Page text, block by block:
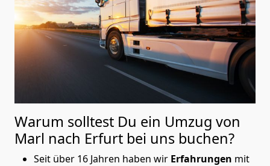
Warum solltest Du ein Umzug von
Marl nach Erfurt bei uns buchen?
Seit über 16 Jahren haben wir Erfahrungen mit